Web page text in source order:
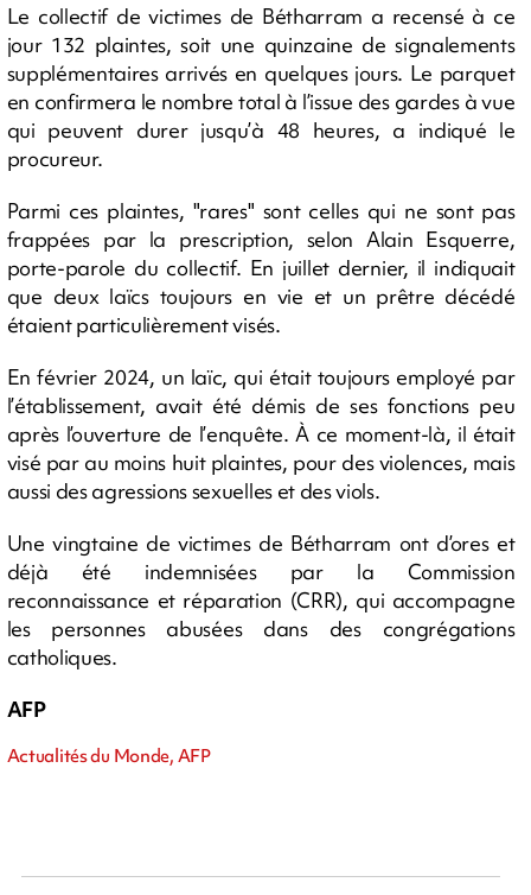
Le collectif de victimes de Bétharram a recensé à ce
jour 132 plaintes, soit une quinzaine de signalements
supplémentaires arrivés en quelques jours. Le parquet
en confirmera le nombre total à l’issue des gardes à vue
qui peuvent durer jusqu’à 48 heures, a indiqué le
procureur.
Parmi ces plaintes, "rares" sont celles qui ne sont pas
frappées par la prescription, selon Alain Esquerre,
porte-parole du collectif. En juillet dernier, il indiquait
que deux laïcs toujours en vie et un prêtre décédé
étaient particulièrement visés.
En février 2024, un laïc, qui était toujours employé par
l’établissement, avait été démis de ses fonctions peu
après l’ouverture de l’enquête. À ce moment-là, il était
visé par au moins huit plaintes, pour des violences, mais
aussi des agressions sexuelles et des viols.
Une vingtaine de victimes de Bétharram ont d’ores et
déjà été indemnisées par la Commission
reconnaissance et réparation (CRR), qui accompagne
les personnes abusées dans des congrégations
catholiques.
AFP
Actualités du Monde, AFP